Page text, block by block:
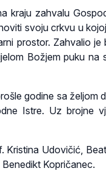
kraju zahvalu
svoju crkvu u
prostor. Zahvalio je
Božjem puku na
godine sa željom
Istre. Uz brojne
Kristina Udovičić,
Kopričanec.